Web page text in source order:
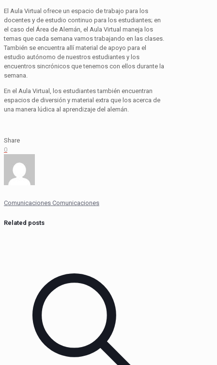
El Aula Virtual ofrece un espacio de trabajo para los
docentes y de estudio continuo para los estudiantes; en
el caso del Área de Alemán, el Aula Virtual maneja los
temas que cada semana vamos trabajando en las clases.
También se encuentra allí material de apoyo para el
estudio autónomo de nuestros estudiantes y los
encuentros sincrónicos que tenemos con ellos durante la
semana.
En el Aula Virtual, los estudiantes también encuentran
espacios de diversión y material extra que los acerca de
una manera lúdica al aprendizaje del alemán.
Share
0
Comunicaciones Comunicaciones
Related posts